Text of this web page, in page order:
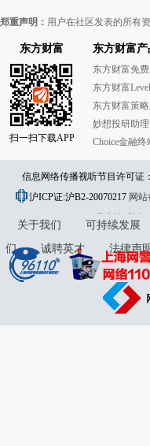
郑重声明： 用户在社区发表的所有
东方财富
扫一扫下载APP
东方财富产
东方财富免
东方财富
东方财富策
妙想投研助理
Choice金融终
信息网络传播视听节目许可证
913101046312860336 违
沪ICP证:沪B2-20070217 网站
31010402000120号版权所有:
关于我们 可持续发展
们
诚聘英才 法律声